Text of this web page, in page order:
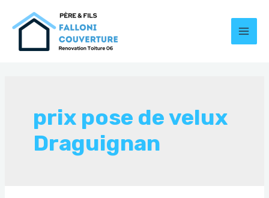
prix pose de velux
Draguignan